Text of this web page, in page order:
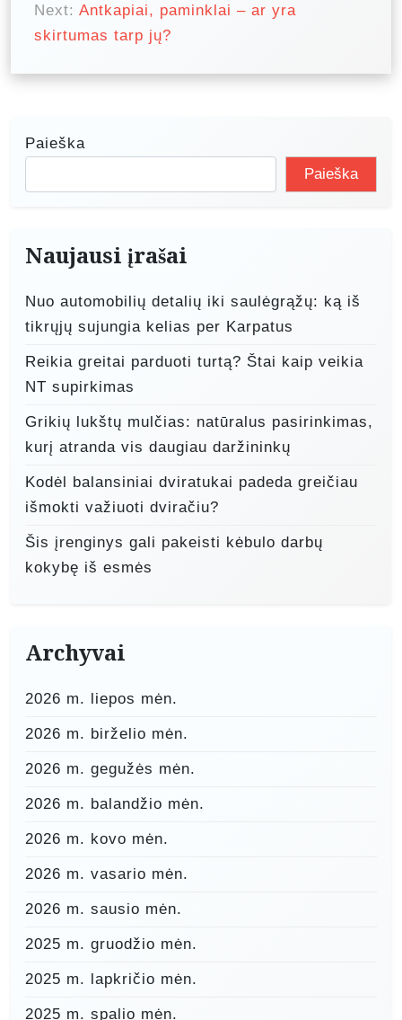
c
Next: Antkapiai, paminklai – ar yra
skirtumas tarp jų?
Paieška
Paieška
Naujausi įrašai
Nuo automobilių detalių iki saulėgrąžų: ką iš
tikrųjų sujungia kelias per Karpatus
Reikia greitai parduoti turtą? Štai kaip veikia
NT supirkimas
Grikių lukštų mulčias: natūralus pasirinkimas,
kurį atranda vis daugiau daržininkų
Kodėl balansiniai dviratukai padeda greičiau
išmokti važiuoti dviračiu?
Šis įrenginys gali pakeisti kėbulo darbų
kokybę iš esmės
Archyvai
2026 m. liepos mėn.
2026 m. birželio mėn.
2026 m. gegužės mėn.
2026 m. balandžio mėn.
2026 m. kovo mėn.
2026 m. vasario mėn.
2026 m. sausio mėn.
2025 m. gruodžio mėn.
2025 m. lapkričio mėn.
2025 m. spalio mėn.